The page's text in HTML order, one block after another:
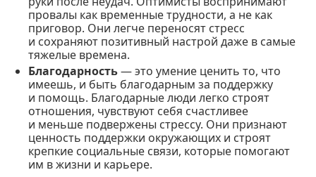
провалы как временные трудности, а не как
приговор. Они легче переносят стресс
и сохраняют позитивный настрой даже в самые
тяжелые времена.
Благодарность— это умение ценить то, что
имеешь, и быть благодарным за поддержку
и помощь. Благодарные люди легко строят
отношения, чувствуют себя счастливее
и меньше подвержены стрессу. Они признают
ценность поддержки окружающих и строят
крепкие социальные связи, которые помогают
им в жизни и карьере.